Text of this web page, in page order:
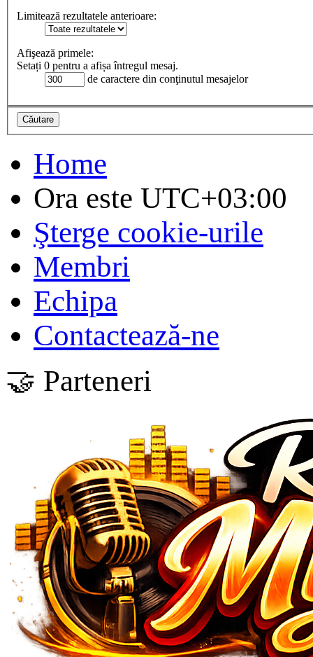
Limitează rezultatele anterioare:
Afişează primele:
Setați 0 pentru a afișa întregul mesaj.
de caractere din conţinutul mesajelor
Home
Ora este UTC+03:00
Şterge cookie-urile
Membri
Echipa
Contactează-ne
🤝 Parteneri